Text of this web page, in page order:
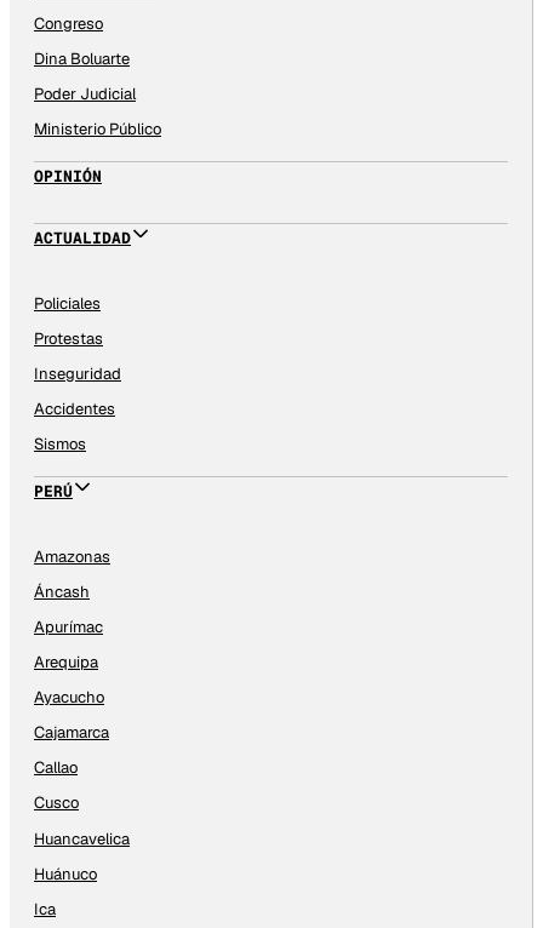
Congreso
Dina Boluarte
Poder Judicial
Ministerio Público
OPINIÓN
ACTUALIDAD
Policiales
Protestas
Inseguridad
Accidentes
Sismos
PERÚ
Amazonas
Áncash
Apurímac
Arequipa
Ayacucho
Cajamarca
Callao
Cusco
Huancavelica
Huánuco
Ica